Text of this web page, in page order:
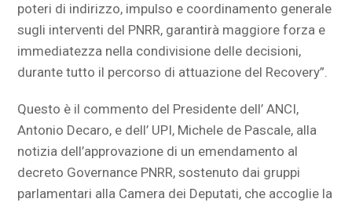
poteri di indirizzo, impulso e coordinamento generale
sugli interventi del PNRR, garantirà maggiore forza e
immediatezza nella condivisione delle decisioni,
durante tutto il percorso di attuazione del Recovery”.
Questo è il commento del Presidente dell’ ANCI,
Antonio Decaro, e dell’ UPI, Michele de Pascale, alla
notizia dell’approvazione di un emendamento al
decreto Governance PNRR, sostenuto dai gruppi
parlamentari alla Camera dei Deputati, che accoglie la